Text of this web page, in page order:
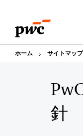
content
footer
ホーム サイトマップ
針